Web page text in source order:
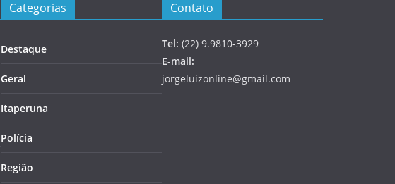
Categorias
Destaque
Geral
Itaperuna
Polícia
Região
Contato
Tel: (22) 9.9810-3929
E-mail:
jorgeluizonline@gmail.com